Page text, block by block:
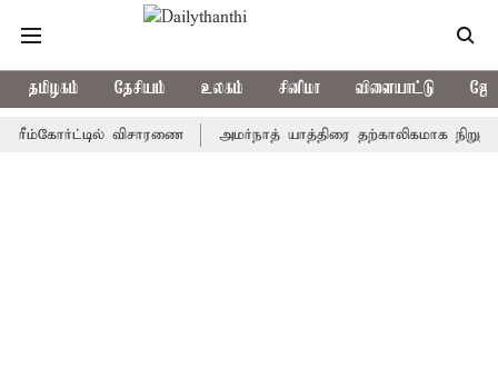
தமிழகம் தேசியம் உலகம் சினிமா விளையாட்டு
விசாரணை அமர்நாத் யாத்திரை தற்காலிகமாக நிறுத்தம்